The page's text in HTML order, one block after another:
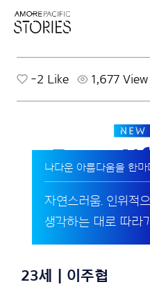
-2 Like 1,677 View
나다운 아름다움을 한마
자연스러움. 인위적
생각하는 대로 따라
23세 | 이주협